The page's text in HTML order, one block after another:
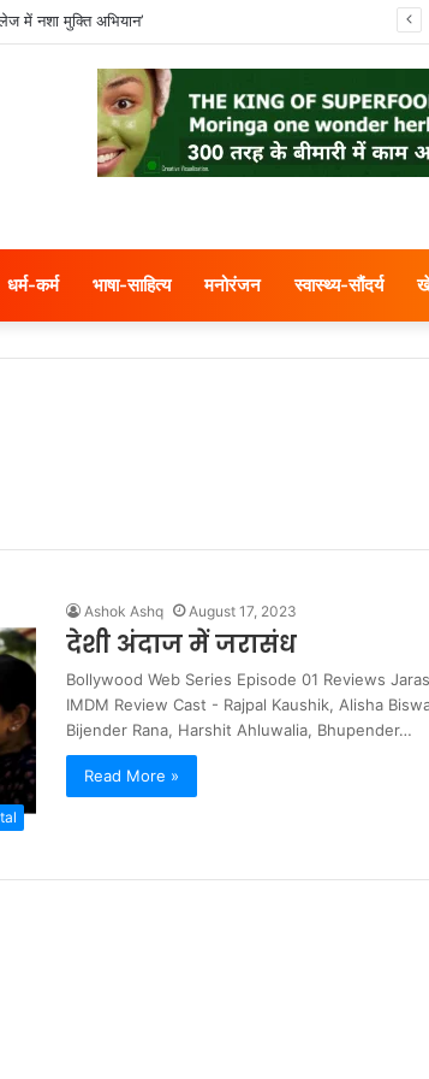
में नशा मुक्ति अभियान’
धर्म-कर्म भाषा-साहित्य मनोरंजन स्वास्थ्य-सौंदर्य
Ashok Ashq August 17, 2023
देशी अंदाज में जरासंध
Bollywood Web Series Episode 01 Reviews
IMDM Review Cast - Rajpal Kaushik, Alisha
Bijender Rana, Harshit Ahluwalia, Bhupender…
Read More »